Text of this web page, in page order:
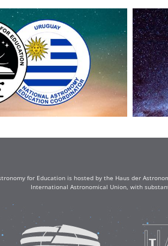
for Education is hosted by the Haus der
International Astronomical Union, with